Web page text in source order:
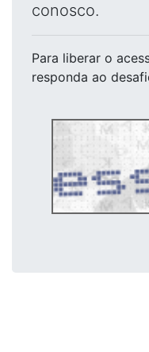
conosco.
Para liberar o
responda ao